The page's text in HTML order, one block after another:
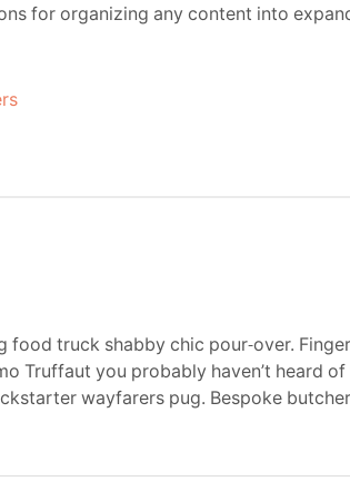
for organizing any content into
truck shabby chic pour-over.
Truffaut you probably haven’t heard
wayfarers pug. Bespoke